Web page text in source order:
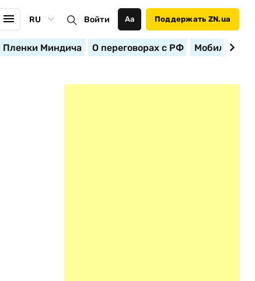
RU Войти Аа Поддержать ZN.ua
Пленки Миндича О переговорах с РФ